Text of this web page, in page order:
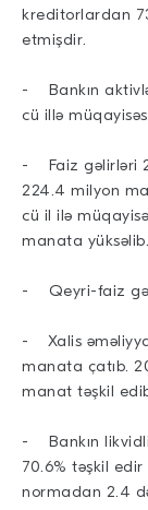
kreditorlardan
etmişdir.
- Bankın
cü illə
- Faiz gəlirləri
224.4 milyon
cü il ilə
manata yüksəlib.
- Qeyri-faiz
- Xalis
manata çatıb.
manat təşkil
- Bankın
70.6% təşkil
normadan 2.4